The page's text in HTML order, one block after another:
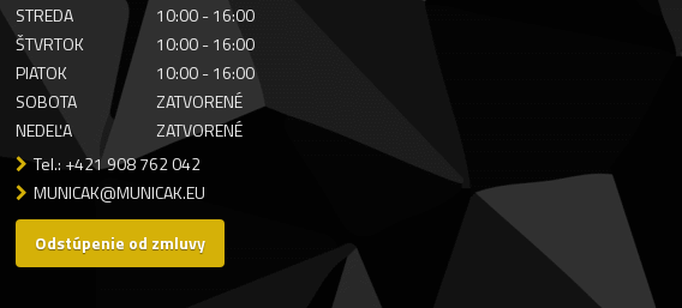
STREDA
10:00 - 16:00
ŠTVRTOK
10:00 - 16:00
PIATOK
10:00 - 16:00
SOBOTA
ZATVORENÉ
NEDEĽA
ZATVORENÉ
Tel.: +421 908 762 042
MUNICAK@MUNICAK.EU
Odstúpenie od zmluvy